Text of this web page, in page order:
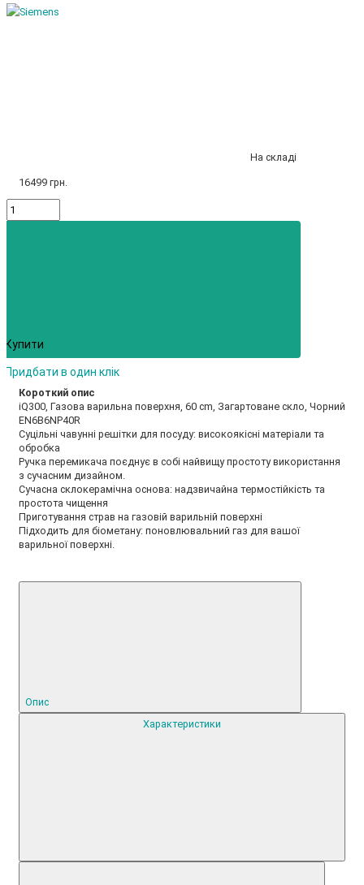
На складі
16499 грн.
Купити
Придбати в один клік
Короткий опис
iQ300, Газова варильна поверхня, 60 cm, Загартоване скло, Чорний
EN6B6NP40R
Суцільні чавунні решітки для посуду: високоякісні матеріали та
обробка
Ручка перемикача поєднує в собі найвищу простоту використання
з сучасним дизайном.
Сучасна склокерамічна основа: надзвичайна термостійкість та
простота чищення
Приготування страв на газовій варильній поверхні
Підходить для біометану: поновлювальний газ для вашої
варильної поверхні.
Опис